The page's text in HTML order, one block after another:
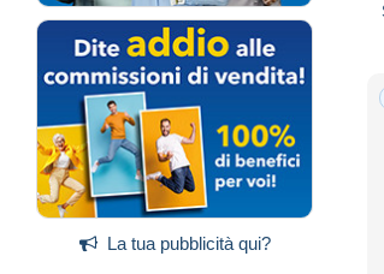
La tua pubblicità qui?